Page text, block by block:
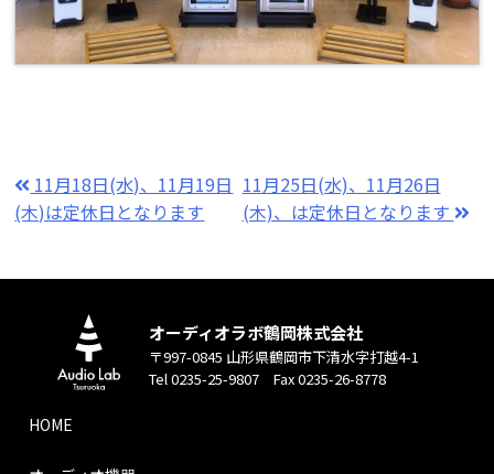
11月18日(水)、11月19日
(木)は定休日となります
11月25日(水)、11月26日
(木)、は定休日となります
オーディオラボ鶴岡株式会社
〒997-0845 山形県鶴岡市下清水字打越4-1
Tel 0235-25-9807 Fax 0235-26-8778
HOME